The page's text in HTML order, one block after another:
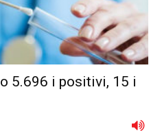
5.696 i positivi, 15 i